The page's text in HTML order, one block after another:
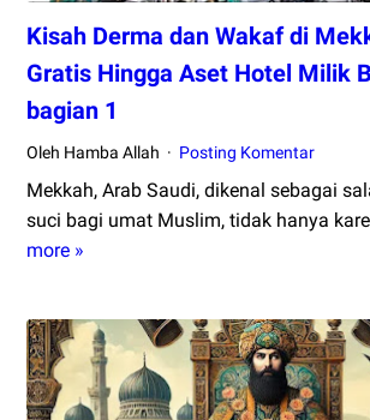
Kisah Derma dan Wakaf di
Gratis Hingga Aset Hotel Milik
bagian 1
Oleh Hamba Allah Posting Komentar
Mekkah, Arab Saudi, dikenal sebagai
suci bagi umat Muslim, tidak hanya
more »
Kisah
di
Mekkah,
Air